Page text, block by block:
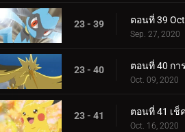
23 - 39 ตอนที่ 39
Sep. 27, 2020
23 - 40 ตอนที่ 40 กา
Oct. 09, 2020
23 - 41 ตอนที่ 41 เช็
Oct. 16, 2020